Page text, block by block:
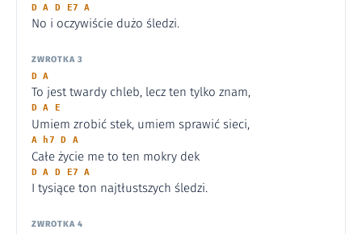
D A D E7 A
No i oczywiście dużo śledzi.
ZWROTKA 3
D A
To jest twardy chleb, lecz ten tylko znam,
D A E
Umiem zrobić stek, umiem sprawić sieci,
A h7 D A
Całe życie me to ten mokry dek
D A D E7 A
I tysiące ton najtłustszych śledzi.
ZWROTKA 4